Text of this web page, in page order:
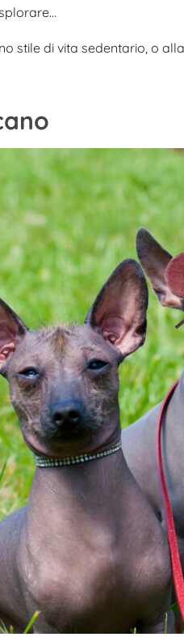
stile di vita sedentario, o